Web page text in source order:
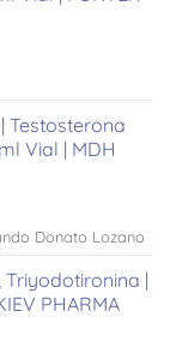
Testosterona
Vial | MDH
Donato Lozano
Triyodotironina |
PHARMA